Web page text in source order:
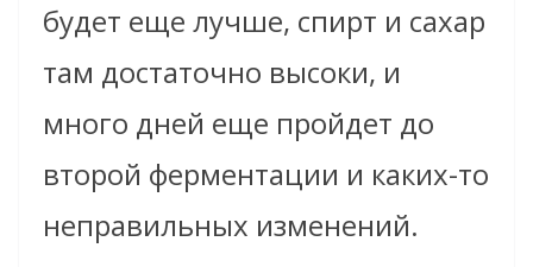
будет еще лучше, спирт и сахар
там достаточно высоки, и
много дней еще пройдет до
второй ферментации и каких-то
неправильных изменений.